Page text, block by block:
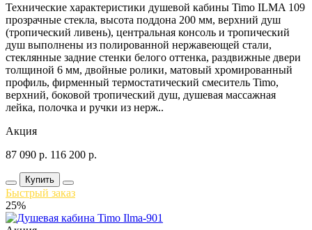
Технические характеристики душевой кабины Timo ILMA 109
прозрачные стекла, высота поддона 200 мм, верхний душ
(тропический ливень), центральная консоль и тропический
душ выполнены из полированной нержавеющей стали,
стеклянные задние стенки белого оттенка, раздвижные двери
толщиной 6 мм, двойные ролики, матовый хромированный
профиль, фирменный термостатический смеситель Timo,
верхний, боковой тропический душ, душевая массажная
лейка, полочка и ручки из нерж..
Акция
87 090 р. 116 200 р.
Купить
Быстрый заказ
25%